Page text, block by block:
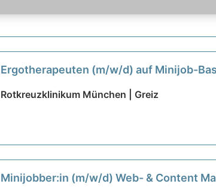
Ergotherapeuten (m/w/d) auf Minijob-
Rotkreuzklinikum München | Greiz
Minijobber:in (m/w/d) Web- & Content